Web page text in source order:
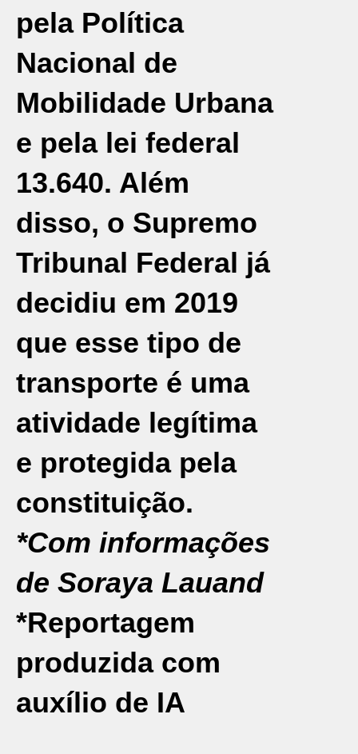
pela Política
Nacional de
Mobilidade Urbana
e pela lei federal
13.640. Além
disso, o Supremo
Tribunal Federal já
decidiu em 2019
que esse tipo de
transporte é uma
atividade legítima
e protegida pela
constituição.
*Com informações
de Soraya Lauand
*Reportagem
produzida com
auxílio de IA